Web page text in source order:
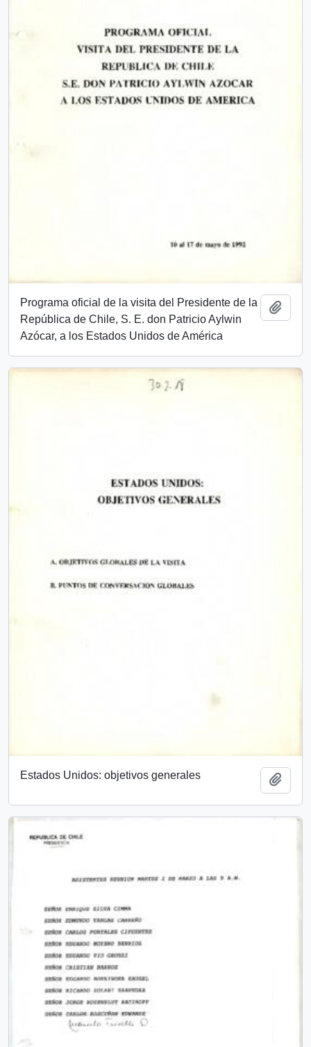
Programa oficial de la visita del Presidente de la
República de Chile, S. E. don Patricio Aylwin
Azócar, a los Estados Unidos de América
Estados Unidos: objetivos generales